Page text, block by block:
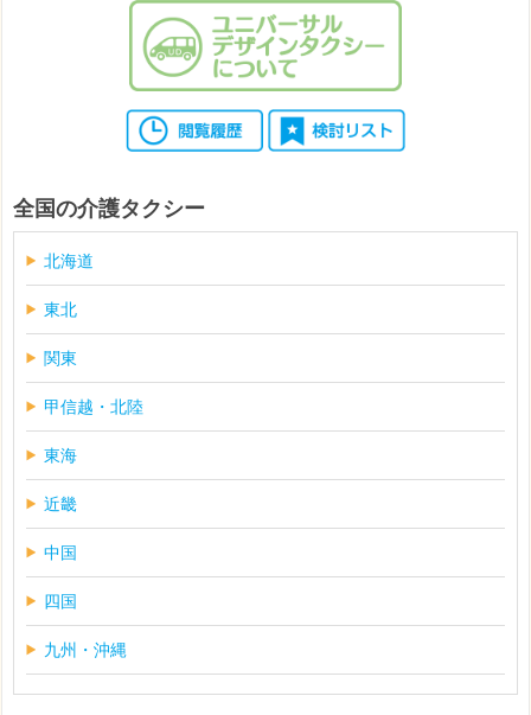
全国の介護タクシー
北海道
東北
関東
甲信越・北陸
東海
近畿
中国
四国
九州・沖縄